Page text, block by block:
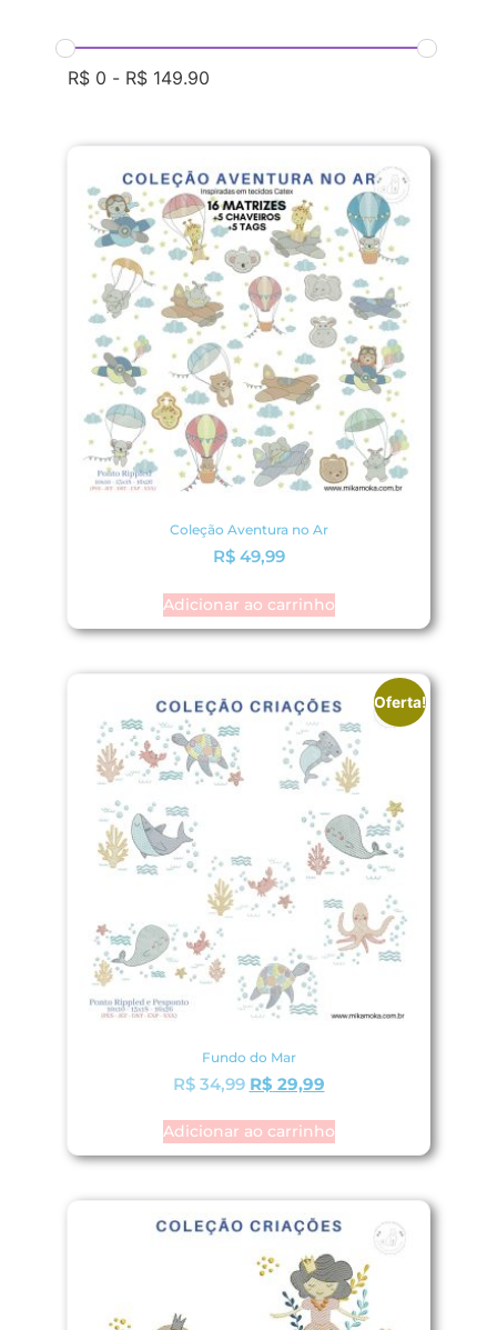
R$ 0 - R$ 149.90
Coleção Aventura no Ar
R$49,99
Adicionar ao carrinho
Oferta!
Fundo do Mar
R$34,99 R$ 29,99
Adicionar ao carrinho